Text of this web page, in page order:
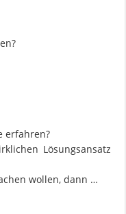
erfahren?
Lösungsansatz
wollen, dann …